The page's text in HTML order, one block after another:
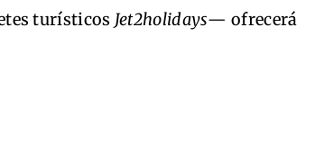
turísticos Jet2holidays— ofrecerá